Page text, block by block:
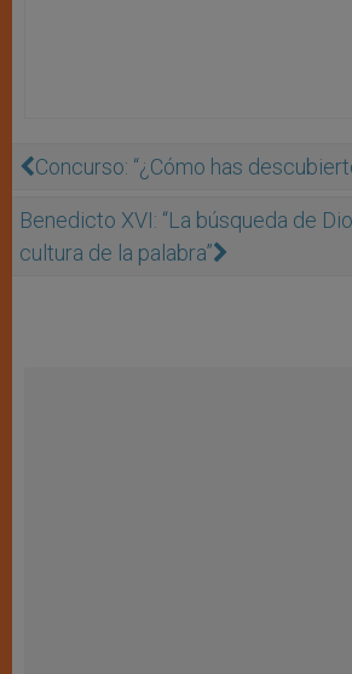
Concurso: “¿Cómo has
Benedicto XVI: “La búsqueda de
cultura de la palabra”